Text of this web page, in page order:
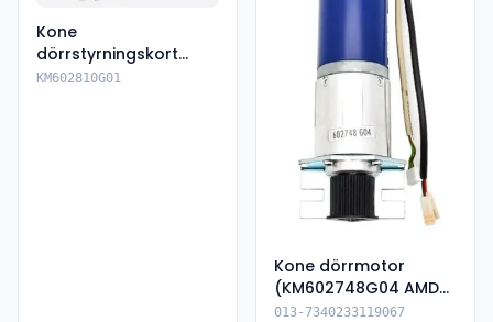
Kone
dörrstyrningskort
KM602810G01
KM602810G01
Kone dörrmotor
(KM602748G04 AMD
G-DRIVE 1.5 )
013-7340233119067